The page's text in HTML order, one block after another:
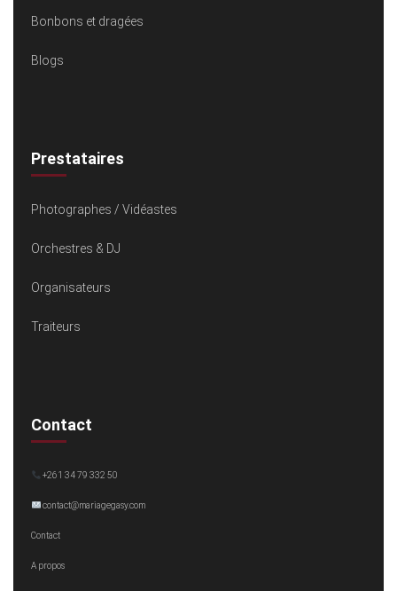
Bonbons et dragées
Blogs
Prestataires
Photographes / Vidéastes
Orchestres & DJ
Organisateurs
Traiteurs
Contact
+261 34 79 332 50
contact@mariagegasy.com
Contact
A propos